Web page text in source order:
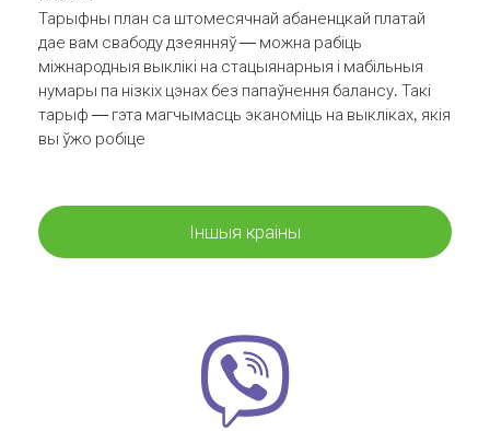
Тарыфны план са штомесячнай абаненцкай платай
дае вам свабоду дзеянняў — можна рабіць
міжнародныя выклікі на стацыянарныя і мабільныя
нумары па нізкіх цэнах без папаўнення балансу. Такі
тарыф — гэта магчымасць эканоміць на выкліках, якія
вы ўжо робіце
Іншыя краіны